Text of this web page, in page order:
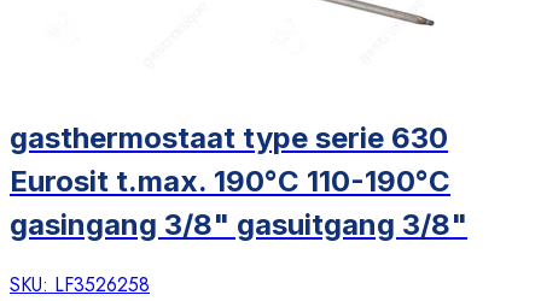
gasthermostaat type serie 630
Eurosit t.max. 190°C 110-190°C
gasingang 3/8" gasuitgang 3/8"
SKU: LF3526258